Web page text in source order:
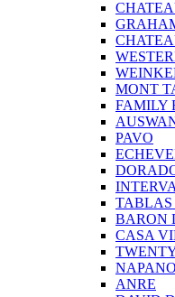
MONT
FAMILY
PAVO
TABLAS
BARON
CASA
ANRE